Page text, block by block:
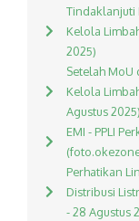
Tindaklanjuti
Kelola
2025)
Setelah MoU
Kelola
Agustus 2025)
EMI - PPLI
Perhatikan
Distribusi
- 28 Agustus